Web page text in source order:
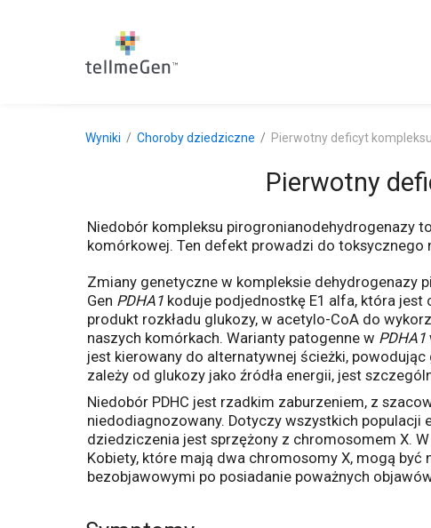
Wyniki Choroby dziedziczne Pierwotny deficyt
Pierwotny
Niedobór kompleksu pirogronianodehydrogenazy
komórkowej. Ten defekt prowadzi do
Zmiany genetyczne w kompleksie dehydrogenazy
Gen PDHA1koduje podjednostkę E1 alfa, która jest
produkt rozkładu glukozy, w acetylo-CoA do
naszych komórkach. Warianty patogenne w PDHA1
jest kierowany do alternatywnej ścieżki,
zależy od glukozy jako źródła energii, jest
Niedobór PDHC jest rzadkim zaburzeniem, z
niedodiagnozowany. Dotyczy wszystkich populacji
dziedziczenia jest sprzężony z chromosomem X.
Kobiety, które mają dwa chromosomy X, mogą
bezobjawowymi po posiadanie poważnych